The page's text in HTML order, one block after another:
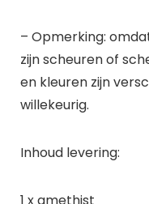
– Opmerking:
zijn scheuren of
en kleuren zijn
willekeurig.
Inhoud levering: